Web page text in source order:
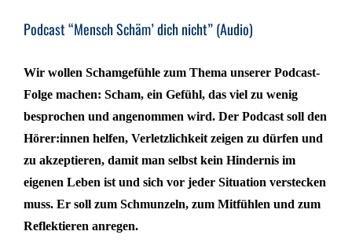
Podcast “Mensch Schäm’ dich nicht” (Audio)
Wir wollen Schamgefühle zum Thema unserer Podcast-
Folge machen: Scham, ein Gefühl, das viel zu wenig
besprochen und angenommen wird. Der Podcast soll den
Hörer:innen helfen, Verletzlichkeit zeigen zu dürfen und
zu akzeptieren, damit man selbst kein Hindernis im
eigenen Leben ist und sich vor jeder Situation verstecken
muss. Er soll zum Schmunzeln, zum Mitfühlen und zum
Reflektieren anregen.